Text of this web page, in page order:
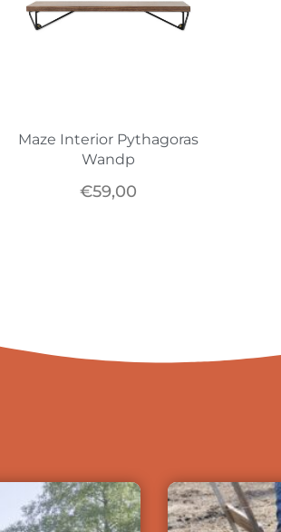
Maze Interior Pythagoras
Wandp
€59,00